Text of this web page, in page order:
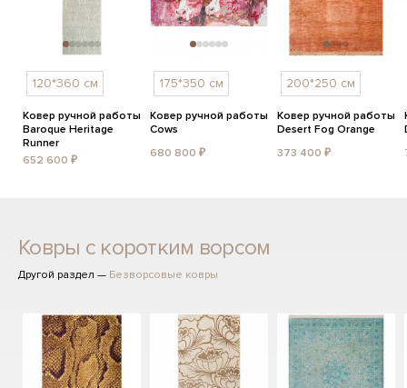
120*360 см
Ковер ручной работы
Baroque Heritage
Runner
652 600 ₽
175*350 см
Ковер ручной работы
Cows
680 800 ₽
200*250 см
Ковер ручной работы
Desert Fog Orange
373 400 ₽
Ковры с коротким ворсом
Другой раздел — Безворсовые ковры